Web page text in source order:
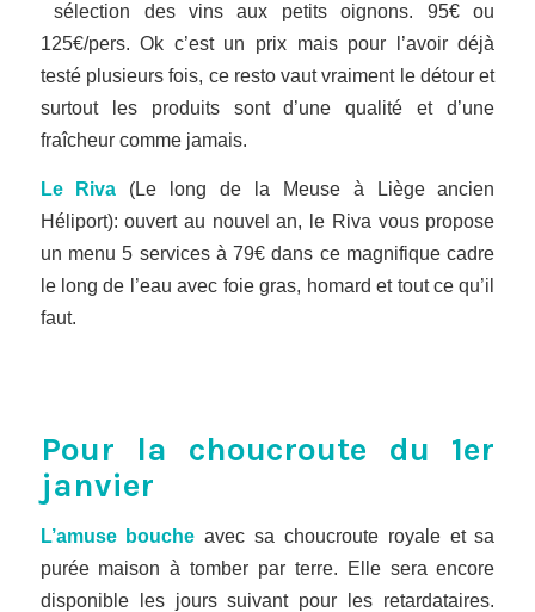
sélection des vins aux petits oignons. 95€ ou
125€/pers. Ok c’est un prix mais pour l’avoir déjà
testé plusieurs fois, ce resto vaut vraiment le détour et
surtout les produits sont d’une qualité et d’une
fraîcheur comme jamais.
Le Riva (Le long de la Meuse à Liège ancien
Héliport): ouvert au nouvel an, le Riva vous propose
un menu 5 services à 79€ dans ce magnifique cadre
le long de l’eau avec foie gras, homard et tout ce qu’il
faut.
Pour la choucroute du 1er
janvier
L’amuse bouche avec sa choucroute royale et sa
purée maison à tomber par terre. Elle sera encore
disponible les jours suivant pour les retardataires.